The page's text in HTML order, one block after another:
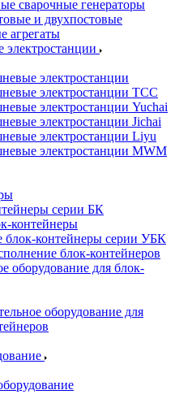
сварочные генераторы
и двухпостовые
агрегаты
электростанции
электростанции ТСС
электростанции Yuchai
электростанции Jichai
электростанции Liyu
электростанции MWM
серии БК
контейнеры
блок-контейнеры серии УБК
блок-контейнеров
оборудование для блок-
оборудование для